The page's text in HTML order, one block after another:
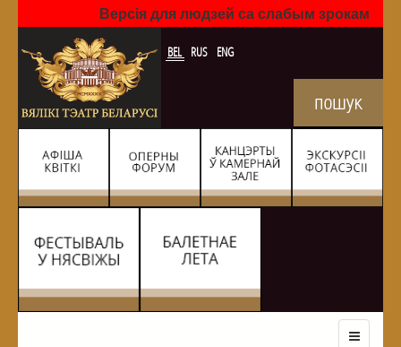
Версія для людзей са слабым зрокам
BEL RUS ENG